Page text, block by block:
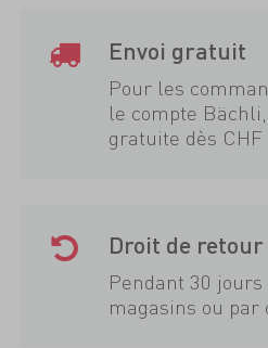
Envoi gratuit
Pour les
le compte
gratuite dès CHF
Droit de retour
Pendant 30
magasins ou par